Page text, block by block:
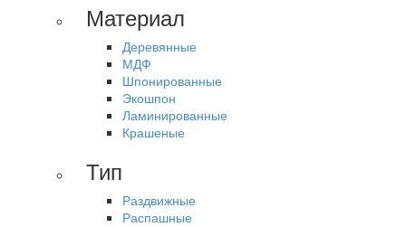
Материал
Деревянные
МДФ
Шпонированные
Экошпон
Ламинированные
Крашеные
Тип
Раздвижные
Распашные